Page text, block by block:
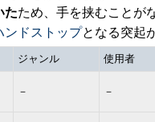
たため、手を挟むことが
ンドストップとなる突起
ジャンル 使用者
－ －